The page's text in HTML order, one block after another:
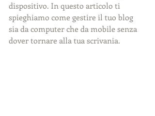
dispositivo. In questo articolo ti
spieghiamo come gestire il tuo blog
sia da computer che da mobile senza
dover tornare alla tua scrivania.